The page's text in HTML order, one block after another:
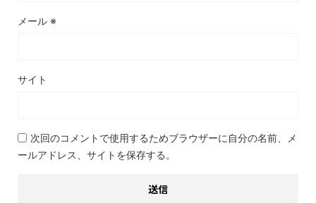
メール ※
サイト
次回のコメントで使用するためブラウザーに自分の名前、メ
ールアドレス、サイトを保存する。